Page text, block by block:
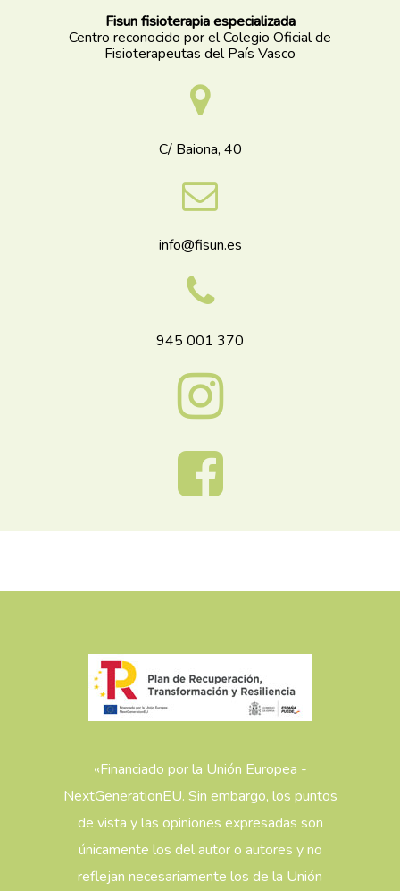
Fisun fisioterapia especializada
Centro reconocido por el Colegio Oficial de
Fisioterapeutas del País Vasco
C/ Baiona, 40
info@fisun.es
945 001 370
«Financiado por la Unión Europea -
NextGenerationEU. Sin embargo, los puntos
de vista y las opiniones expresadas son
únicamente los del autor o autores y no
reflejan necesariamente los de la Unión